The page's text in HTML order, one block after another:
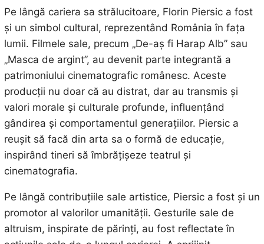
Pe lângă cariera sa strălucitoare, Florin Piersic a fost
și un simbol cultural, reprezentând România în fața
lumii. Filmele sale, precum „De-aș fi Harap Alb” sau
„Masca de argint”, au devenit parte integrantă a
patrimoniului cinematografic românesc. Aceste
producții nu doar că au distrat, dar au transmis și
valori morale și culturale profunde, influențând
gândirea și comportamentul generațiilor. Piersic a
reușit să facă din arta sa o formă de educație,
inspirând tineri să îmbrățișeze teatrul și
cinematografia.
Pe lângă contribuțiile sale artistice, Piersic a fost și un
promotor al valorilor umanității. Gesturile sale de
altruism, inspirate de părinți, au fost reflectate în